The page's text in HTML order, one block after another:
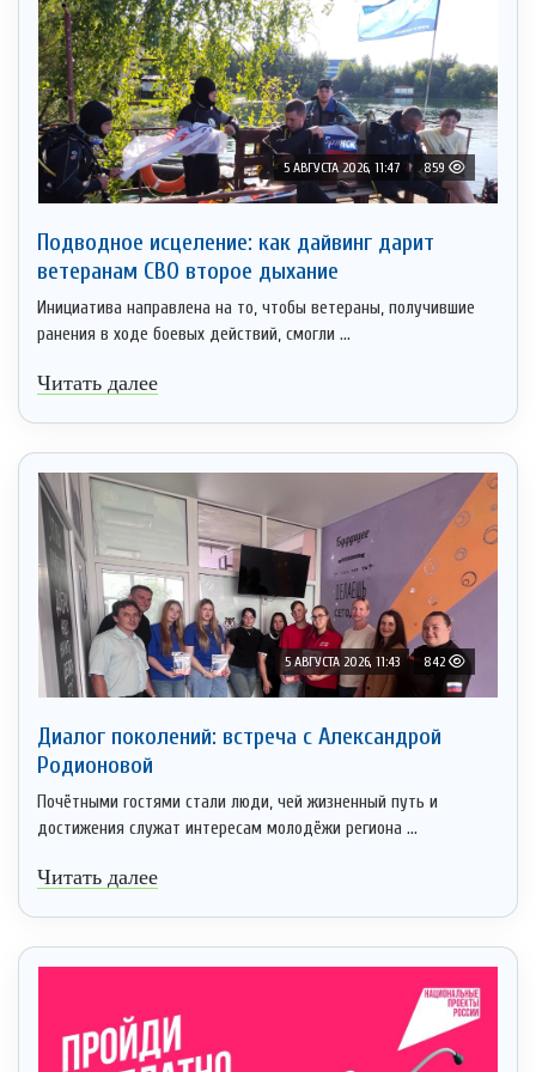
5 АВГУСТА 2026, 11:47 859
Подводное исцеление: как дайвинг дарит
ветеранам СВО второе дыхание
Инициатива направлена на то, чтобы ветераны, получившие
ранения в ходе боевых действий, смогли ...
Читать далее
5 АВГУСТА 2026, 11:43 842
Диалог поколений: встреча с Александрой
Родионовой
Почётными гостями стали люди, чей жизненный путь и
достижения служат интересам молодёжи региона ...
Читать далее